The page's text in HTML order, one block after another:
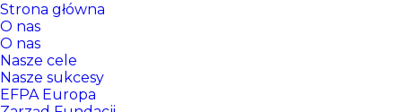
Strona główna
O nas
O nas
Nasze cele
Nasze sukcesy
EFPA Europa